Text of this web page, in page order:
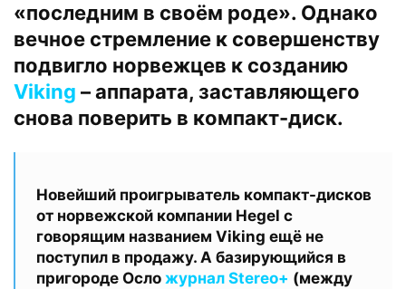
«последним в своём роде». Однако
вечное стремление к совершенству
подвигло норвежцев к созданию
Viking – аппарата, заставляющего
снова поверить в компакт-диск.
Новейший проигрыватель компакт-дисков
от норвежской компании Hegel с
говорящим названием Viking ещё не
поступил в продажу. А базирующийся в
пригороде Осло журнал Stereo+ (между